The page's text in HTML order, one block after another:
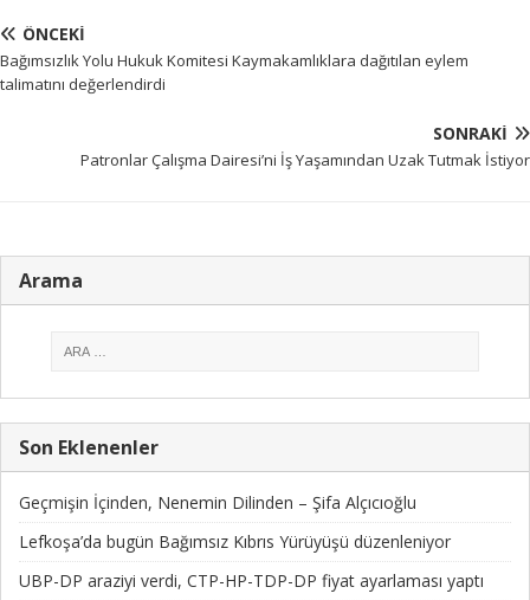
ÖNCEKI
Bağımsızlık Yolu Hukuk Komitesi Kaymakamlıklara dağıtılan eylem
talimatını değerlendirdi
SONRAKI
Patronlar Çalışma Dairesi’ni İş Yaşamından Uzak Tutmak İstiyor
Arama
Son Eklenenler
Geçmişin İçinden, Nenemin Dilinden – Şifa Alçıcıoğlu
Lefkoşa’da bugün Bağımsız Kıbrıs Yürüyüşü düzenleniyor
UBP-DP araziyi verdi, CTP-HP-TDP-DP fiyat ayarlaması yaptı